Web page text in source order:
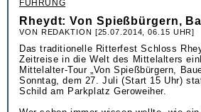
FÜHRUNG
Rheydt: Von Spießbürgern,
VON REDAKTION [25.07.2014, 06.15 UHR]
Das traditionelle Ritterfest Schloss
Zeitreise in die Welt des Mittelalters
Mittelalter-Tour „Von Spießbürgern,
Sonntag, dem 27. Juli (Start 15 Uhr)
Schild am Parkplatz Geroweiher.